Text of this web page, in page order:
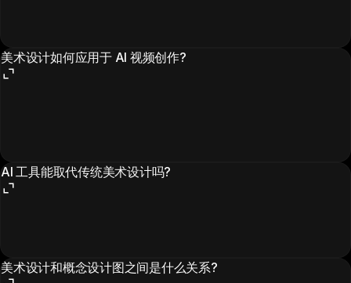
美术设计如何应用于 AI 视频创作?
AI 工具能取代传统美术设计吗?
美术设计和概念设计图之间是什么关系?